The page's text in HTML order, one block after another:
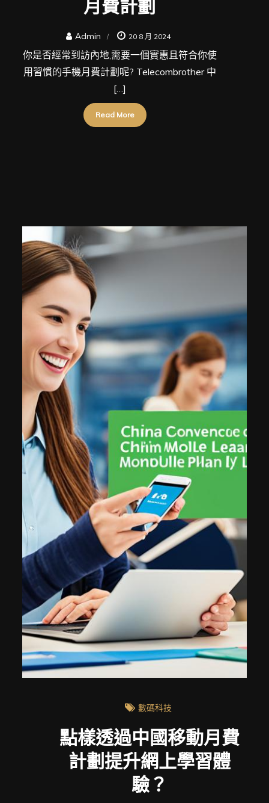
月費計劃
Admin 20 8 月 2024
你是否經常到訪內地,需要一個實惠且符合你使
用習慣的手機月費計劃呢? Telecombrother 中
[…]
Read More
數碼科技
點樣透過中國移動月費
計劃提升網上學習體
驗？